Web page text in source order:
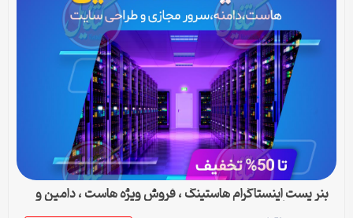
بنر پست اینستاگرام هاستینگ ، فروش ویژه هاست ، دامین و
سرور مجازی